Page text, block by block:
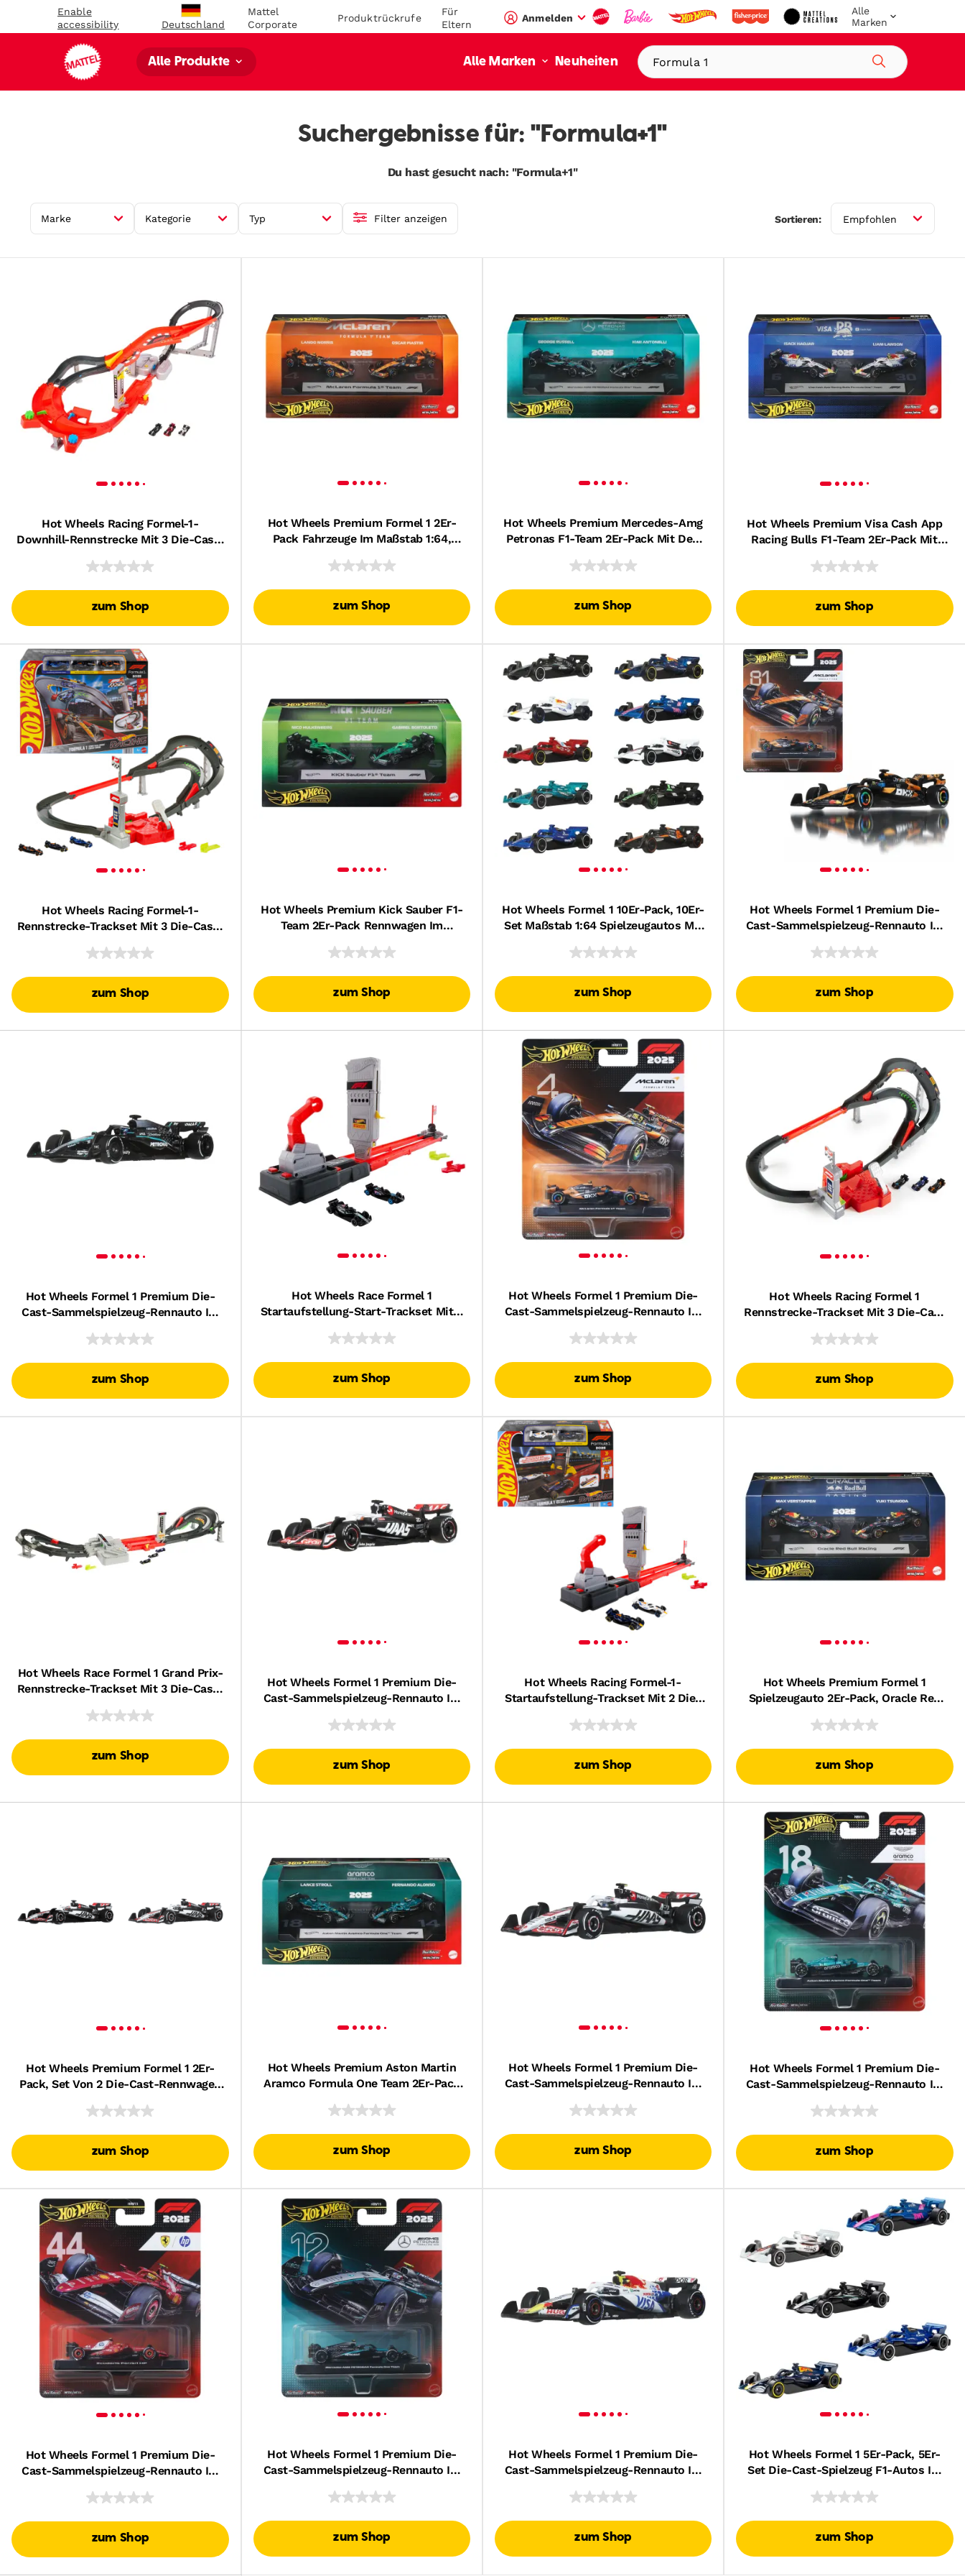
Enable
accessibility
Deutschland
Mattel
Corporate
Produktrückrufe
Für
Eltern
Anmelden
Alle
Marken
Alle Produkte Alle Marken Neuheiten
Suche
Suchergebnisse für: "Formula+1"
Du hast gesucht nach: "Formula+1"
Marke Kategorie Typ Filter anzeigen Sortieren: Empfohlen
Hot Wheels Racing Formel-1-
Downhill-Rennstrecke Mit 3 Die-Cast-
zum Shop
Hot Wheels Premium Formel 1 2Er-
Pack Fahrzeuge Im Maßstab 1:64,
Und Lando Norris
zum Shop
Hot Wheels Premium Mercedes-Amg
Petronas F1-Team 2Er-Pack Mit Den
Kimi Antonelli
zum Shop
Hot Wheels Premium Visa Cash App
Racing Bulls F1-Team 2Er-Pack Mit
Und Isack Hadjar
zum Shop
Hot Wheels Racing Formel-1-
Rennstrecke-Trackset Mit 3 Die-Cast-
zum Shop
Hot Wheels Premium Kick Sauber F1-
Team 2Er-Pack Rennwagen Im
Gabriel Bortoleto
zum Shop
Hot Wheels Formel 1 10Er-Pack, 10Er-
Set Maßstab 1:64 Spielzeugautos Mit
zum Shop
Hot Wheels Formel 1 Premium Die-
Cast-Sammelspielzeug-Rennauto Im
Abweichen.)
zum Shop
Hot Wheels Formel 1 Premium Die-
Cast-Sammelspielzeug-Rennauto Im
Abweichen.)
zum Shop
Hot Wheels Race Formel 1
Startaufstellung-Start-Trackset Mit 2
zum Shop
Hot Wheels Formel 1 Premium Die-
Cast-Sammelspielzeug-Rennauto Im
Abweichen.)
zum Shop
Hot Wheels Racing Formel 1
Rennstrecke-Trackset Mit 3 Die-Cast
zum Shop
Hot Wheels Race Formel 1 Grand Prix-
Rennstrecke-Trackset Mit 3 Die-Cast-
zum Shop
Hot Wheels Formel 1 Premium Die-
Cast-Sammelspielzeug-Rennauto Im
Abweichen)
zum Shop
Hot Wheels Racing Formel-1-
Startaufstellung-Trackset Mit 2 Die-
zum Shop
Hot Wheels Premium Formel 1
Spielzeugauto 2Er-Pack, Oracle Red
zum Shop
Hot Wheels Premium Formel 1 2Er-
Pack, Set Von 2 Die-Cast-Rennwagen
zum Shop
Hot Wheels Premium Aston Martin
Aramco Formula One Team 2Er-Pack
zum Shop
Hot Wheels Formel 1 Premium Die-
Cast-Sammelspielzeug-Rennauto Im
Abweichen.)
zum Shop
Hot Wheels Formel 1 Premium Die-
Cast-Sammelspielzeug-Rennauto Im
Abweichen.)
zum Shop
Hot Wheels Formel 1 Premium Die-
Cast-Sammelspielzeug-Rennauto Im
Abweichen.)
zum Shop
Hot Wheels Formel 1 Premium Die-
Cast-Sammelspielzeug-Rennauto Im
Abweichen.)
zum Shop
Hot Wheels Formel 1 Premium Die-
Cast-Sammelspielzeug-Rennauto Im
Abweichen.)
zum Shop
Hot Wheels Formel 1 5Er-Pack, 5Er-
Set Die-Cast-Spielzeug F1-Autos Im
zum Shop